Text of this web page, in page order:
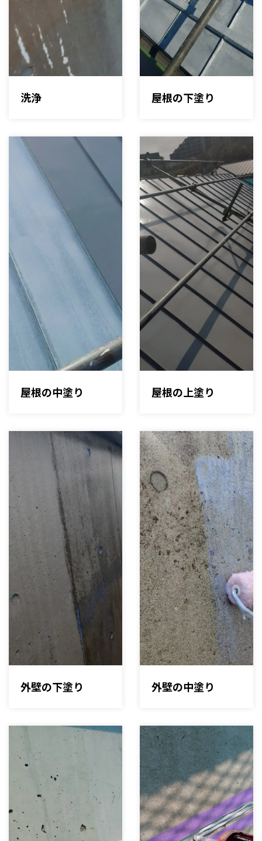
洗浄 屋根の下塗り
屋根の中塗り 屋根の上塗り
外壁の下塗り 外壁の中塗り